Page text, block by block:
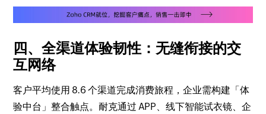
四、全渠道体验韧性：无缝衔接的交
互网络
客户平均使用 8.6 个渠道完成消费旅程，企业需构建「体
验中台」整合触点。耐克通过 APP、线下智能试衣镜、企